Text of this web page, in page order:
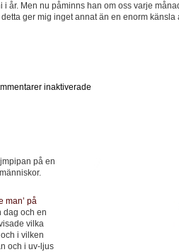
år. Men nu påminns han om oss varje
ger mig inget annat än en enorm
inaktiverade
på en
man’ på
dag och en
vilka
i vilken
och i uv-ljus